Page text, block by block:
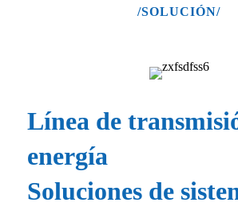
/SOLUCIÓN/
Línea de
energía
Soluciones de